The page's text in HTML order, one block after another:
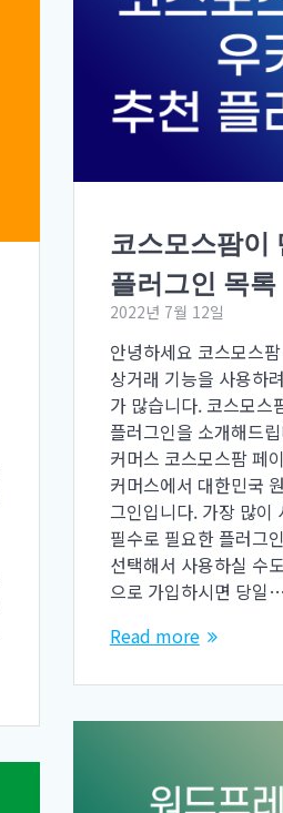
코스모스팜이
플러그인 목록
2022년 7월 12일
안녕하세요 코스모스
상거래 기능을 사용하
가 많습니다. 코스모스
플러그인을 소개해드
커머스 코스모스팜 페
커머스에서 대한민국
그인입니다. 가장 많이
필수로 필요한 플러그
선택해서 사용하실 수
으로 가입하시면 당일…
Read more